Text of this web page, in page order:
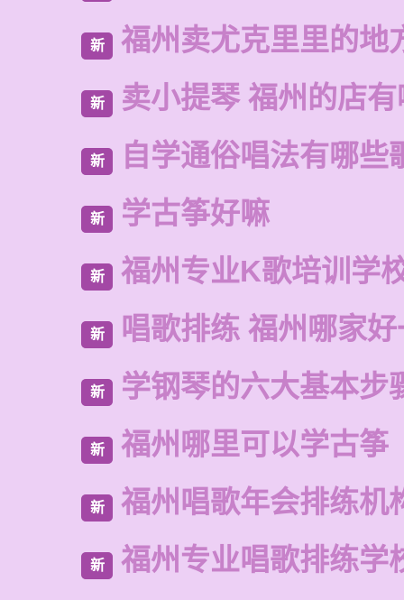
新 福州卖尤克里里的地
新 卖小提琴 福州的店
新 自学通俗唱法有哪些
新 学古筝好嘛
新 福州专业K歌培训学
新 唱歌排练 福州哪家
新 学钢琴的六大基本步
新 福州哪里可以学古筝
新 福州唱歌年会排练机
新 福州专业唱歌排练学